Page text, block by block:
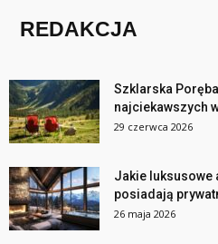
REDAKCJA
Szklarska
najciekawszych
29 czerwca 2026
Jakie luksusowe
posiadają
26 maja 2026